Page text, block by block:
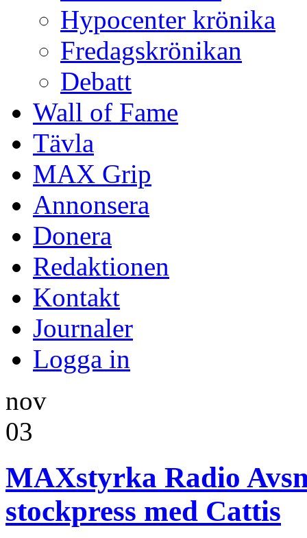
Hypocenter krönika
Fredagskrönikan
Debatt
Wall of Fame
Tävla
MAX Grip
Annonsera
Donera
Redaktionen
Kontakt
Journaler
Logga in
nov
03
MAXstyrka Radio
stockpress med Cattis